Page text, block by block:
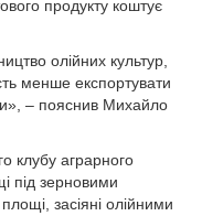
продукту коштує
олійних культур,
менше експортувати
– пояснив Михайло
клубу аграрного
під зерновими
засіяні олійними